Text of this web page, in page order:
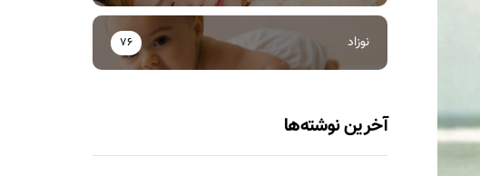
نوزاد 76
آخرین نوشته‌ها